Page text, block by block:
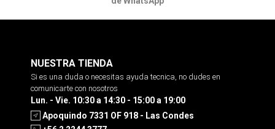
NUESTRA TIENDA
Si es una duda o necesitas ayuda tecnica, no dudes en
comunicarte con nosotros
Lun. - Vie. 10:30 a 14:30 - 15:00 a 19:00
Apoquindo 7331 OF 918 - Las Condes